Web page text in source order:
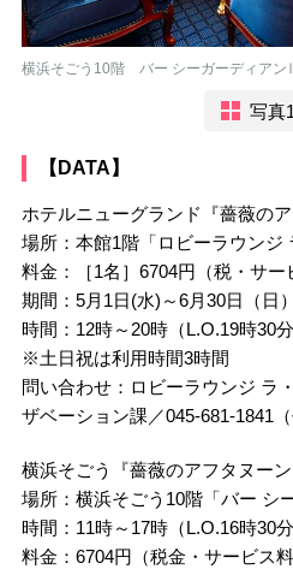
横浜そごう10階 バー シーガーディアン
写真
【DATA】
ホテルニューグランド『薔薇のア
場所：本館1階「ロビーラウンジ
料金：［1名］6704円（税・サー
期間：5月1日(水)～6月30日（日）
時間：12時～20時（L.O.19時30
※土日祝は利用時間3時間
問い合わせ：ロビーラウンジ ラ
ザベーション課／045-681-1841（
横浜そごう『薔薇のアフタヌーン
場所：横浜そごう10階「バー シ
時間：11時～17時（L.O.16時30
料金：6704円（税金・サービス料